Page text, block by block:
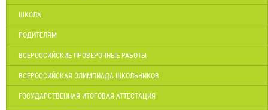
ШКОЛА
РОДИТЕЛЯМ
ВСЕРОССИЙСКИЕ ПРОВЕРОЧНЫЕ РАБОТЫ
ВСЕРОССИЙСКАЯ ОЛИМПИАДА ШКОЛЬНИКОВ
ГОСУДАРСТВЕННАЯ ИТОГОВАЯ АТТЕСТАЦИЯ